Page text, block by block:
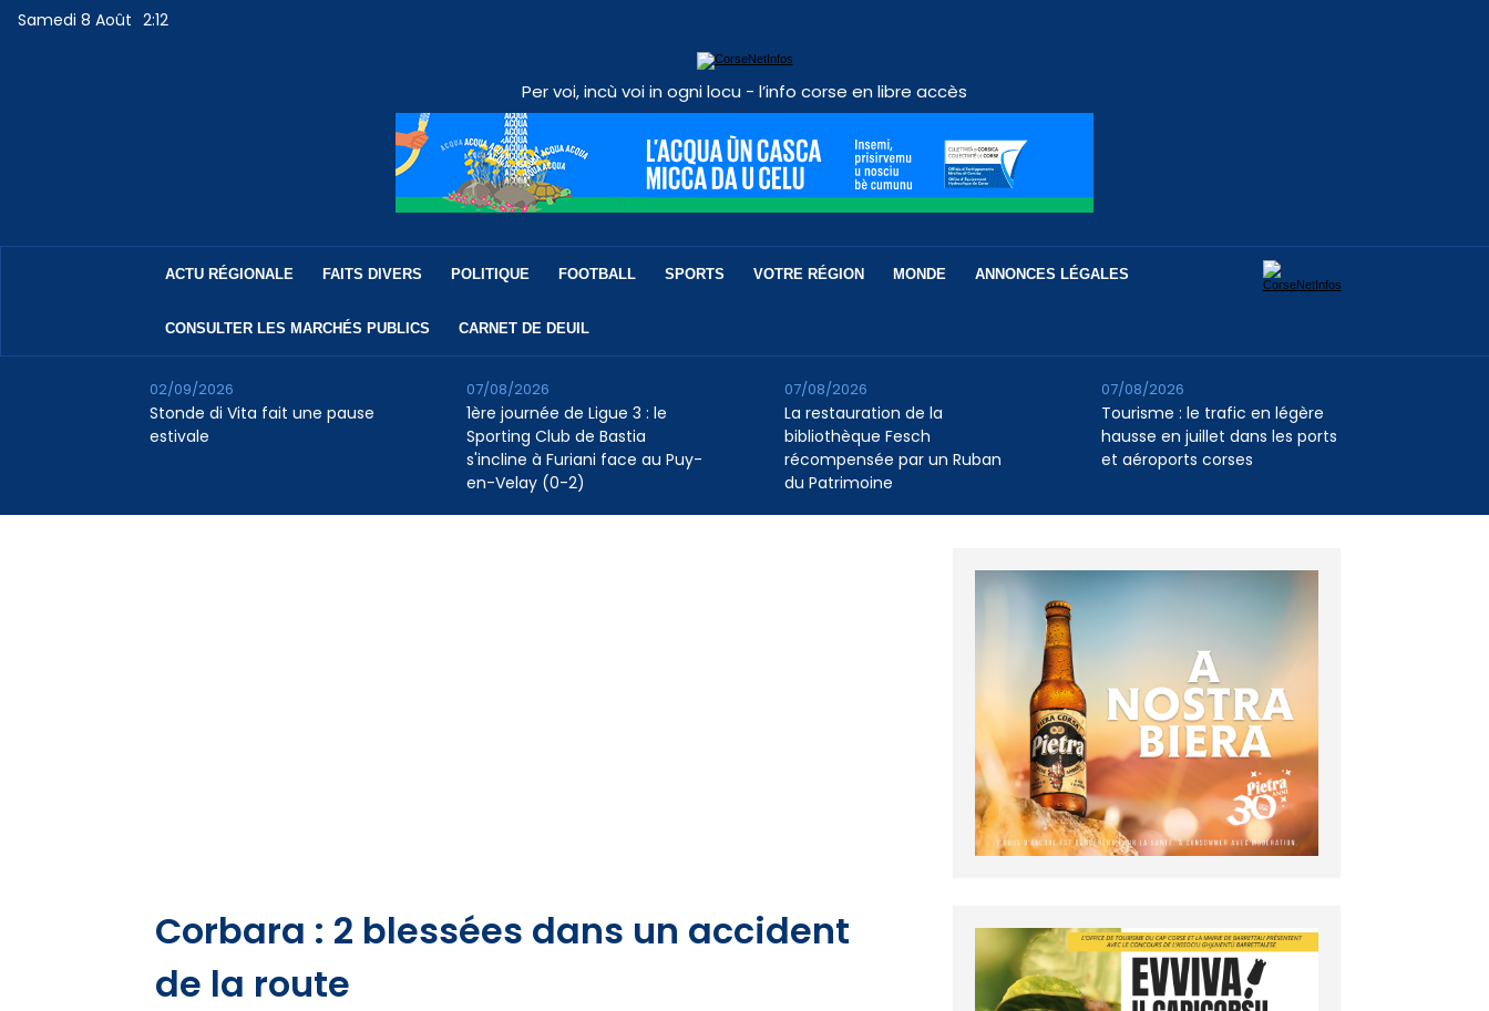
Samedi 8 Août 2:12
Per voi, incù voi in ogni locu - l’info corse en libre accès
ACTU RÉGIONALE FAITS DIVERS POLITIQUE FOOTBALL SPORTS VOTRE RÉGION MONDE ANNONCES LÉGALES
CONSULTER LES MARCHÉS PUBLICS CARNET DE DEUIL
Stonde di Vita fait une pause
estivale
02/09/2026
1ère journée de Ligue 3 : le
Sporting Club de Bastia
s'incline à Furiani face au Puy-
en-Velay (0-2)
07/08/2026
La restauration de la
bibliothèque Fesch
récompensée par un Ruban
du Patrimoine
07/08/2026
Tourisme : le trafic en légère
hausse en juillet dans les ports
et aéroports corses
07/08/2026
Corbara : 2 blessées dans un accident
de la route